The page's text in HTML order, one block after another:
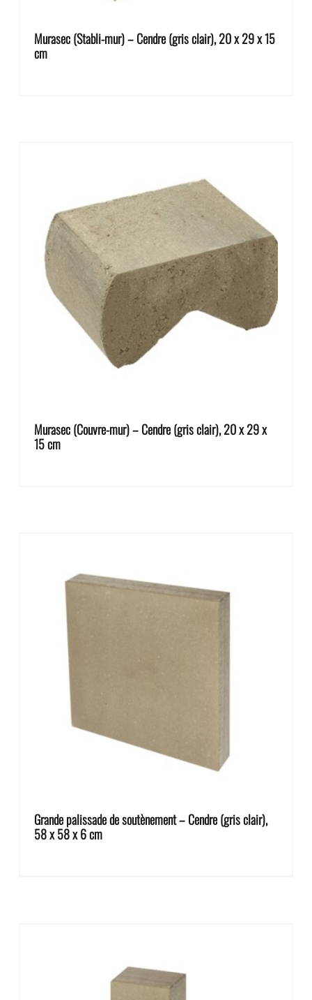
Murasec (Stabli-mur) – Cendre (gris clair), 20 x 29 x 15
cm
Murasec (Couvre-mur) – Cendre (gris clair), 20 x 29 x
15 cm
Grande palissade de soutènement – Cendre (gris clair),
58 x 58 x 6 cm